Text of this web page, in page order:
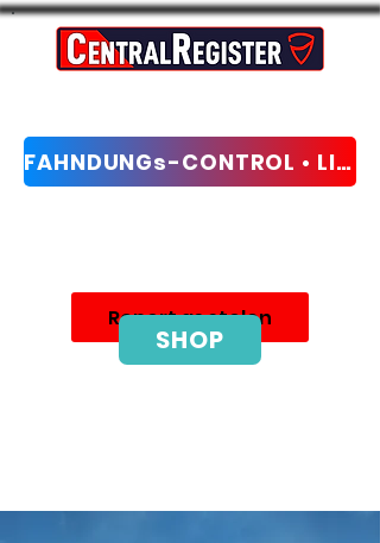
FAHNDUNGs-CONTROL • LIVE-CHECK
Report as stolen
SHOP